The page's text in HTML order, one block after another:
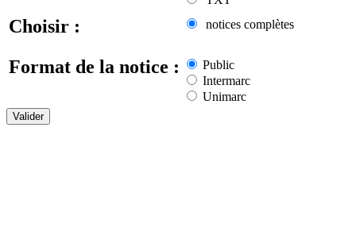
Choisir : notices complètes
Format de la notice :
Public
Intermarc
Unimarc